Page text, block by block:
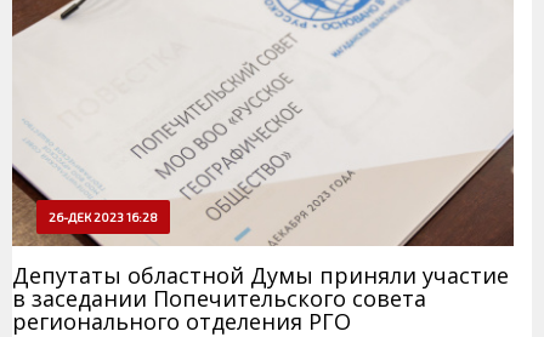
26-ДЕК 2023 16:28
Депутаты областной Думы приняли участие
в заседании Попечительского совета
регионального отделения РГО